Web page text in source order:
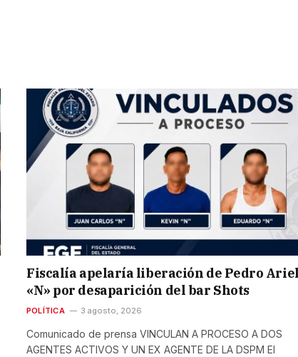
Fiscalía apelaría liberación de Pedro
«N» por desaparición del bar Shots
POLÍTICA 3 agosto, 2026
Comunicado de prensa VINCULAN A PROCESO A DOS
AGENTES ACTIVOS Y UN EX AGENTE DE LA DSPM El